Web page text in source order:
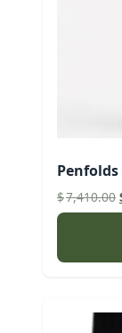
Penfolds
$7,410.00